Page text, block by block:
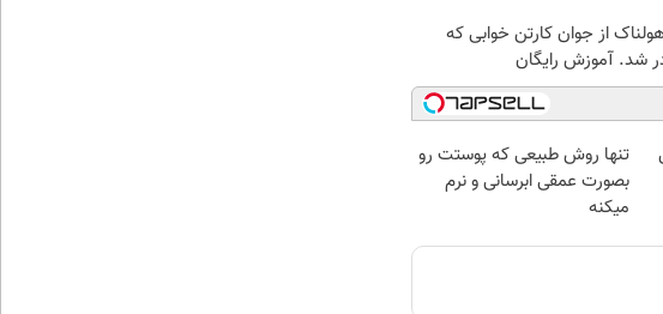
از جوان کارتن خوابی که
شد. آموزش رایگان
تنها روش طبیعی که پوستت رو
بصورت عمقی ابرسانی و نرم
میکنه